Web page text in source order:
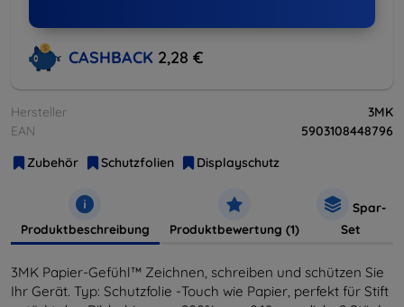
CASHBACK 2,28 €
Hersteller
3MK
EAN
5903108448796
Zubehör
Schutzfolien Displayschutz
Produktbeschreibung Produktbewertung (1)
Spar-
Set
3MK Papier-Gefühl™ Zeichnen, schreiben und schützen Sie
Ihr Gerät. Typ: Schutzfolie -Touch wie Papier, perfekt für Stift